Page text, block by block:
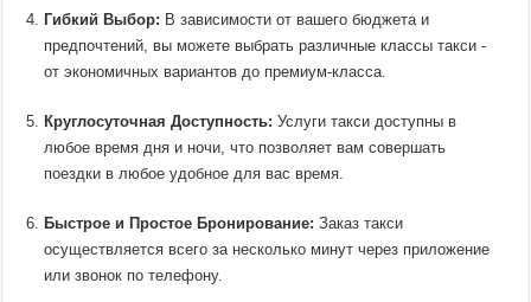
Гибкий Выбор: В зависимости от вашего бюджета и
предпочтений, вы можете выбрать различные классы такси -
от экономичных вариантов до премиум-класса.
Круглосуточная Доступность: Услуги такси доступны в
любое время дня и ночи, что позволяет вам совершать
поездки в любое удобное для вас время.
Быстрое и Простое Бронирование: Заказ такси
осуществляется всего за несколько минут через приложение
или звонок по телефону.